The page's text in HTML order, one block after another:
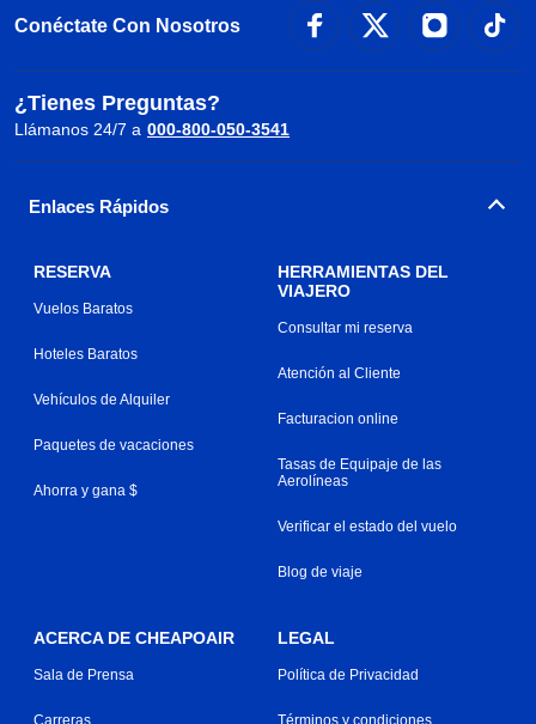
Conéctate Con Nosotros
¿Tienes Preguntas?
Llámanos 24/7 a 000-800-050-3541
Enlaces Rápidos
RESERVA
Vuelos Baratos
Hoteles Baratos
Vehículos de Alquiler
Paquetes de vacaciones
Ahorra y gana $
HERRAMIENTAS DEL
VIAJERO
Consultar mi reserva
Atención al Cliente
Facturacion online
Tasas de Equipaje de las
Aerolíneas
Verificar el estado del vuelo
Blog de viaje
ACERCA DE CHEAPOAIR
Sala de Prensa
Carreras
LEGAL
Política de Privacidad
Términos y condiciones